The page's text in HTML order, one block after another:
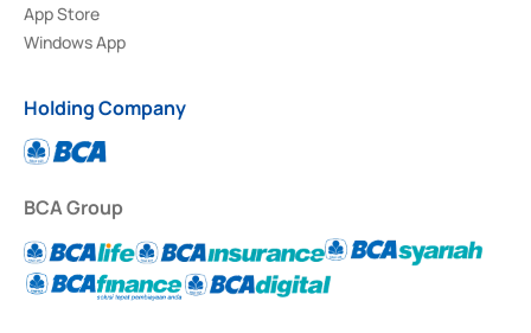
App Store
Windows App
Holding Company
BCA Group